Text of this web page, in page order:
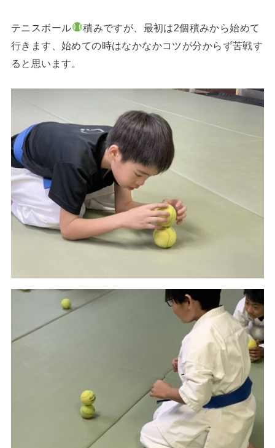
テニスボール
積みですが、最初は2個積みから始めて
行きます、始めての時はなかなかコツが分からず苦戦す
ると思います。